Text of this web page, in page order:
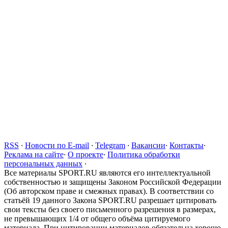
RSS · Новости по E-mail · Telegram · Вакансии· Контакты·
Реклама на сайте· О проекте· Политика обработки
персональных данных ·
Все материалы SPORT.RU являются его интеллектуальной
собственностью и защищены Законом Российской Федерации
(Об авторском праве и смежных правах). В соответствии со
статьёй 19 данного Закона SPORT.RU разрешает цитировать
свои тексты без своего письменного разрешения в размерах,
не превышающих 1/4 от общего объёма цитируемого